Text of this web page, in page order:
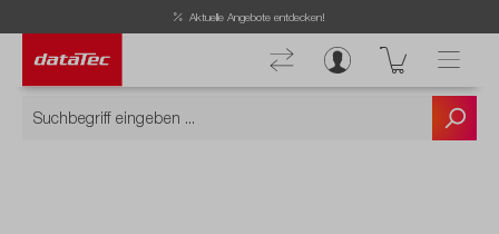
Aktuelle Angebote entdecken!